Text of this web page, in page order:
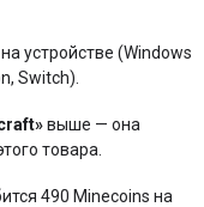
устройстве (Windows
Switch).
выше — она
товара.
490 Minecoins на